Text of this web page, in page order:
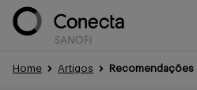
Home Artigos